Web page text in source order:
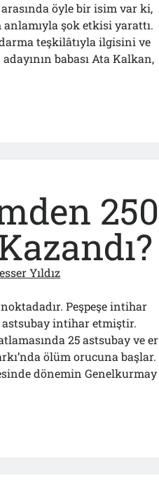
öyle bir isim var ki,
şok etkisi yarattı.
teşkilâtıyla ilgisini ve
babası Ata Kalkan,
O
Başkan
Adayı
250
Yıldız
Peşpeşe intihar
astsubay intihar etmiştir.
25 astsubay ve er
ölüm orucuna başlar.
dönemin Genelkurmay